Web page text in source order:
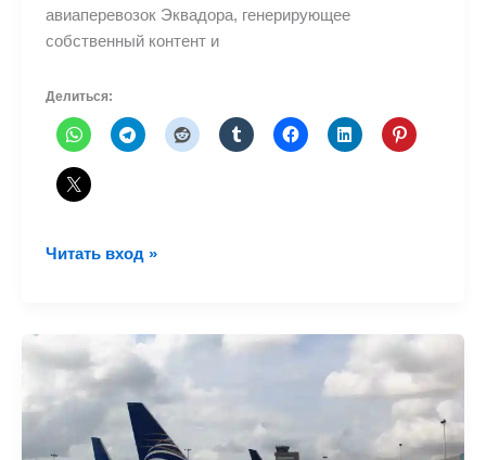
авиаперевозок Эквадора, генерирующее
собственный контент и
Делиться:
Первая
Конкурс
Читать вход »